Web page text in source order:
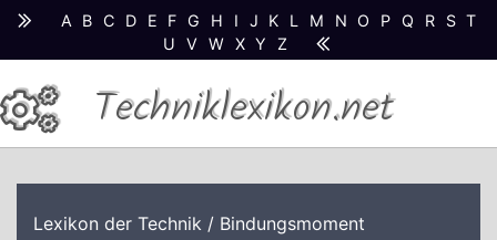
A B C D E F G H I J K L M N O P Q R S T
U
V W X Y Z
Techniklexikon.net
Lexikon der Technik / Bindungsmoment